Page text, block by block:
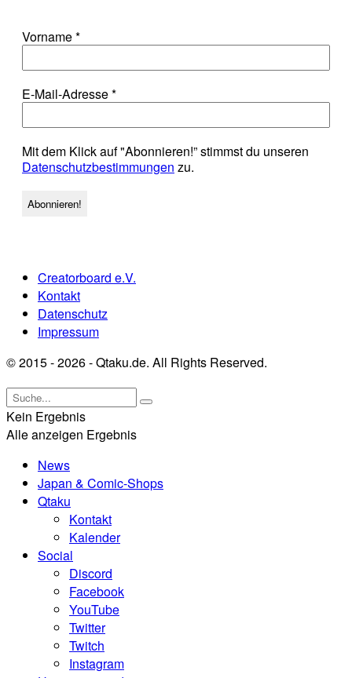
Vorname*
E-Mail-Adresse*
Mit dem Klick auf "Abonnieren!” stimmst du unseren
Datenschutzbestimmungen zu.
Creatorboard e.V.
Kontakt
Datenschutz
Impressum
© 2015 - 2026 - Qtaku.de. All Rights Reserved.
Kein Ergebnis
Alle anzeigen Ergebnis
News
Japan & Comic-Shops
Qtaku
Kontakt
Kalender
Social
Discord
Facebook
YouTube
Twitter
Twitch
Instagram